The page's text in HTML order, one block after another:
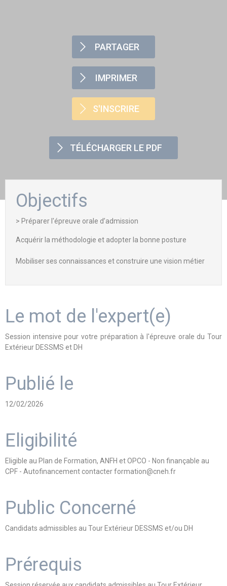
PARTAGER
IMPRIMER
S'INSCRIRE
TÉLÉCHARGER LE PDF
Objectifs
> Préparer l'épreuve orale d’admission
Acquérir la méthodologie et adopter la bonne posture
Mobiliser ses connaissances et construire une vision métier
Le mot de l'expert(e)
Session intensive pour votre préparation à l'épreuve orale du Tour
Extérieur DESSMS et DH
Publié le
12/02/2026
Eligibilité
Eligible au Plan de Formation, ANFH et OPCO - Non finançable au
CPF - Autofinancement contacter formation@cneh.fr
Public Concerné
Candidats admissibles au Tour Extérieur DESSMS et/ou DH
Prérequis